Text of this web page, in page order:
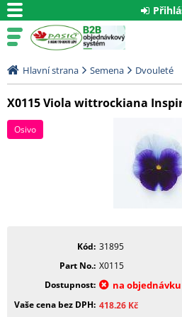
Hlavní strana Semena Dvouleté
X0115 Viola wittrockiana
Osivo
Kód 31895
Part No. X0115
Dostupnost
na objednávku
Vaše cena bez DPH 418.26 Kč